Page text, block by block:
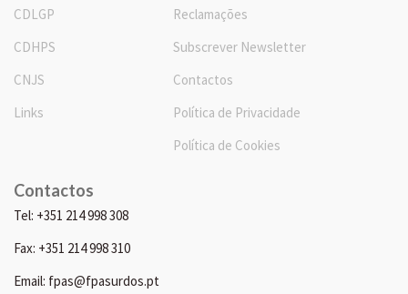
CDLGP
CDHPS
CNJS
Links
Reclamações
Subscrever Newsletter
Contactos
Política de Privacidade
Política de Cookies
Contactos
Tel: +351 214 998 308
Fax: +351 214 998 310
Email: fpas@fpasurdos.pt